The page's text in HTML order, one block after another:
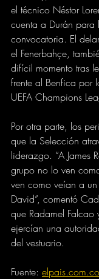
el técnico Néstor
cuenta a Durán para
convocatoria. El
el Fenerbahçe,
difícil momento tras
frente al Benfica por
UEFA Champions
Por otra parte, los
que la Selección
liderazgo. “A James
grupo no lo ven
ven como veían a
David”, comentó
que Radamel
ejercían una
del vestuario.
Fuente: elpais.com.co